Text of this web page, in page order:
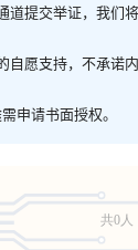
道提交举证，我们将
自愿支持，不承诺内
申请书面授权。
共0人